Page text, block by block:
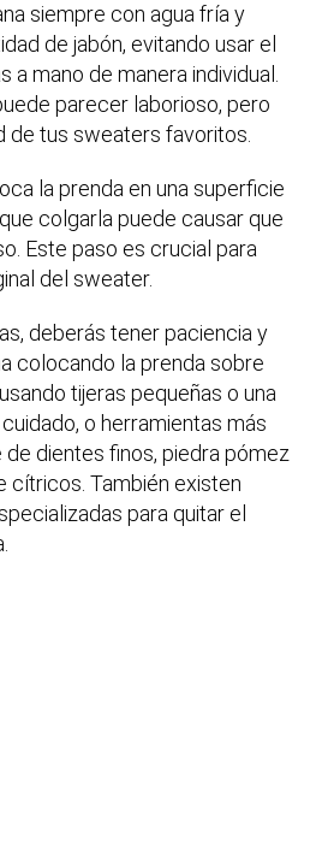
siempre con agua fría y
de jabón, evitando usar el
a mano de manera individual.
parecer laborioso, pero
de tus sweaters favoritos.
la prenda en una superficie
colgarla puede causar que
Este paso es crucial para
del sweater.
deberás tener paciencia y
colocando la prenda sobre
tijeras pequeñas o una
o herramientas más
dientes finos, piedra pómez
cítricos. También existen
para quitar el